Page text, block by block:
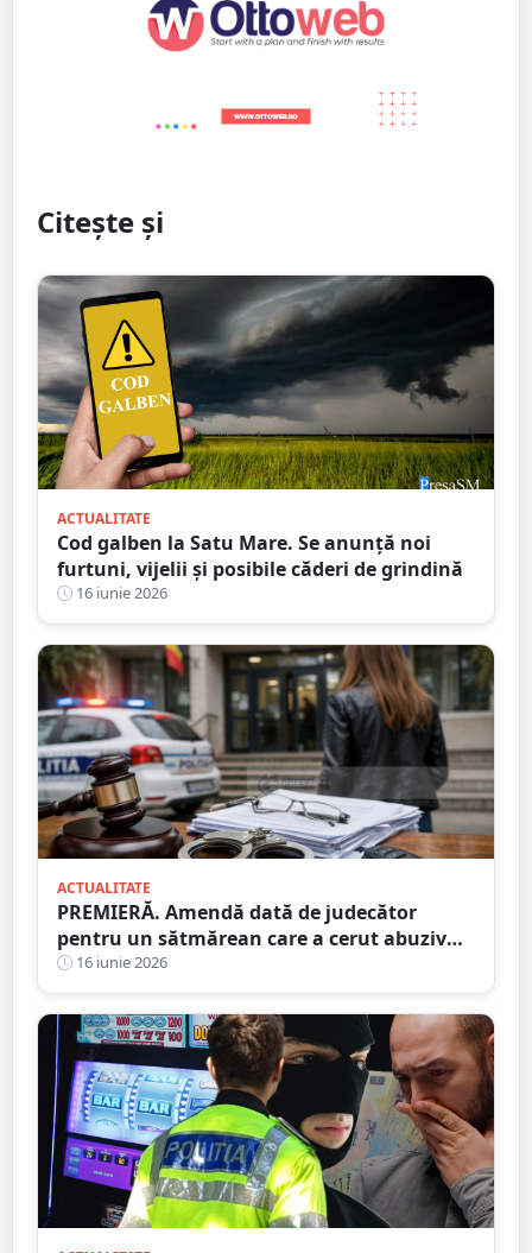
Citește și
ACTUALITATE
Cod galben la Satu Mare. Se anunță noi
furtuni, vijelii și posibile căderi de grindină
16 iunie 2026
ACTUALITATE
PREMIERĂ. Amendă dată de judecător
pentru un sătmărean care a cerut abuziv
ordin de protecție
16 iunie 2026